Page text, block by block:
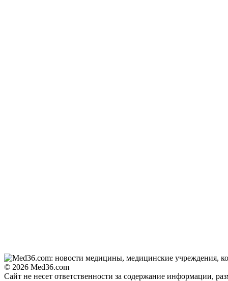
© 2026 Med36.com
Сайт не несет ответственности за содержание информации,